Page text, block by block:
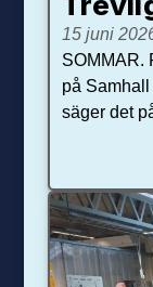
15 juni
SOMMAR.
på Samhall
säger det